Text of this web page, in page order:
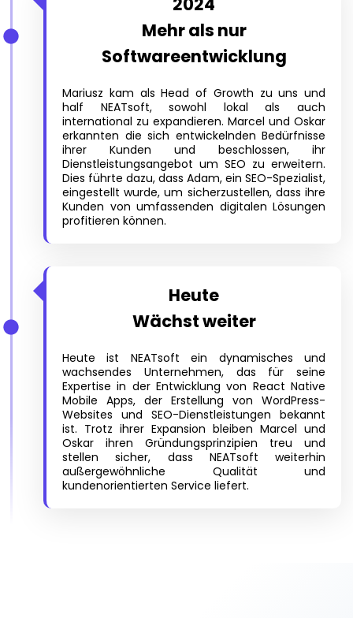
Mehr als nur
Softwareentwicklung
Mariusz kam als Head of Growth zu uns und
half NEATsoft, sowohl lokal als auch
international zu expandieren. Marcel und Oskar
erkannten die sich entwickelnden Bedürfnisse
ihrer Kunden und beschlossen, ihr
Dienstleistungsangebot um SEO zu erweitern.
Dies führte dazu, dass Adam, ein SEO-Spezialist,
eingestellt wurde, um sicherzustellen, dass ihre
Kunden von umfassenden digitalen Lösungen
profitieren können.
Heute
Wächst weiter
Heute ist NEATsoft ein dynamisches und
wachsendes Unternehmen, das für seine
Expertise in der Entwicklung von React Native
Mobile Apps, der Erstellung von WordPress-
Websites und SEO-Dienstleistungen bekannt
ist. Trotz ihrer Expansion bleiben Marcel und
Oskar ihren Gründungsprinzipien treu und
stellen sicher, dass NEATsoft weiterhin
außergewöhnliche Qualität und
kundenorientierten Service liefert.